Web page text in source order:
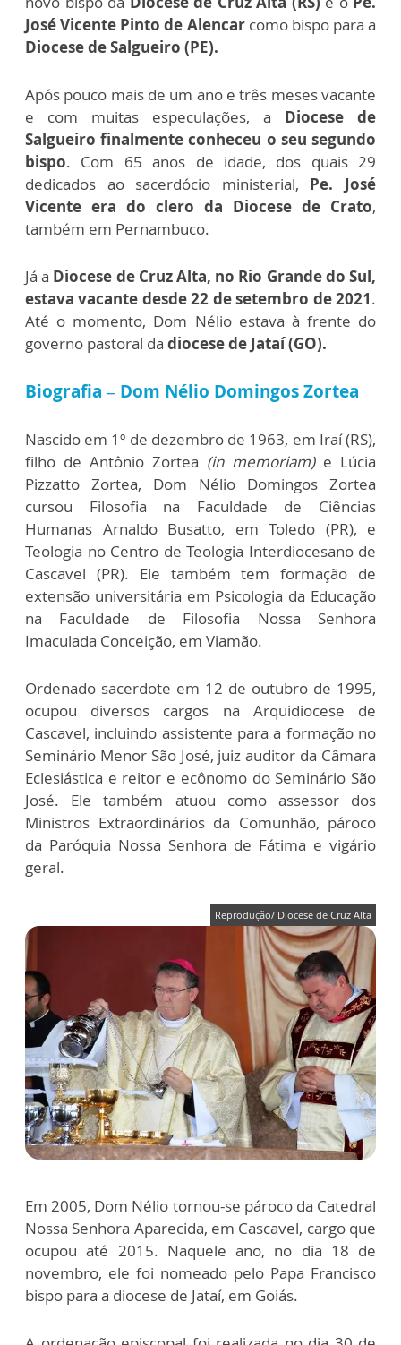
José Vicente Pinto de Alencar como bispo para a
Diocese de Salgueiro (PE).
Após pouco mais de um ano e três meses vacante
e com muitas especulações, a Diocese de
Salgueiro finalmente conheceu o seu segundo
bispo. Com 65 anos de idade, dos quais 29
dedicados ao sacerdócio ministerial, Pe. José
Vicente era do clero da Diocese de Crato,
também em Pernambuco.
Já a Diocese de Cruz Alta, no Rio Grande do Sul,
estava vacante desde 22 de setembro de 2021.
Até o momento, Dom Nélio estava à frente do
governo pastoral da diocese de Jataí (GO).
Biografia – Dom Nélio Domingos Zortea
Nascido em 1º de dezembro de 1963, em Iraí (RS),
filho de Antônio Zortea (in memoriam) e Lúcia
Pizzatto Zortea, Dom Nélio Domingos Zortea
cursou Filosofia na Faculdade de Ciências
Humanas Arnaldo Busatto, em Toledo (PR), e
Teologia no Centro de Teologia Interdiocesano de
Cascavel (PR). Ele também tem formação de
extensão universitária em Psicologia da Educação
na Faculdade de Filosofia Nossa Senhora
Imaculada Conceição, em Viamão.
Ordenado sacerdote em 12 de outubro de 1995,
ocupou diversos cargos na Arquidiocese de
Cascavel, incluindo assistente para a formação no
Seminário Menor São José, juiz auditor da Câmara
Eclesiástica e reitor e ecônomo do Seminário São
José. Ele também atuou como assessor dos
Ministros Extraordinários da Comunhão, pároco
da Paróquia Nossa Senhora de Fátima e vigário
geral.
Reprodução/ Diocese de Cruz Alta
Em 2005, Dom Nélio tornou-se pároco da Catedral
Nossa Senhora Aparecida, em Cascavel, cargo que
ocupou até 2015. Naquele ano, no dia 18 de
novembro, ele foi nomeado pelo Papa Francisco
bispo para a diocese de Jataí, em Goiás.